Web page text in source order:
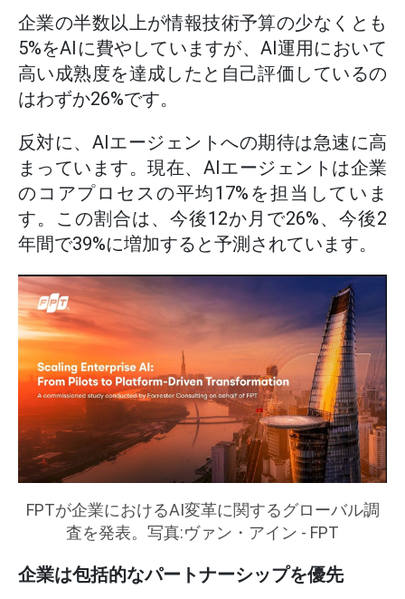
企業の半数以上が情報技術予算の少なくとも
5%をAIに費やしていますが、AI運用において
高い成熟度を達成したと自己評価しているの
はわずか26%です。
反対に、AIエージェントへの期待は急速に高
まっています。現在、AIエージェントは企業
のコアプロセスの平均17%を担当していま
す。この割合は、今後12か月で26%、今後2
年間で39%に増加すると予測されています。
FPTが企業におけるAI変革に関するグローバル調
査を発表。写真:ヴァン・アイン - FPT
企業は包括的なパートナーシップを優先